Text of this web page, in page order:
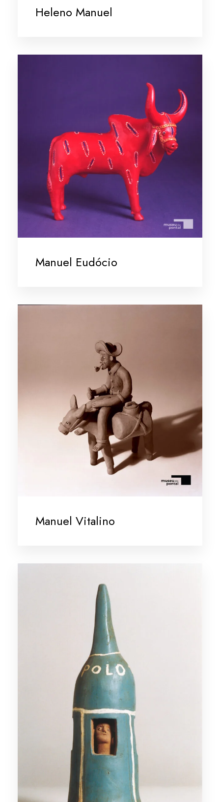
Heleno Manuel
Manuel Eudócio
Manuel Vitalino